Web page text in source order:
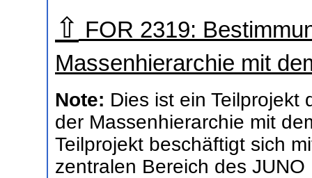
⇧ FOR 2319:
Massenhierarchie mit
Note: Dies ist ein Teilprojekt
der Massenhierarchie mit
Teilprojekt beschäftigt sich
zentralen Bereich des